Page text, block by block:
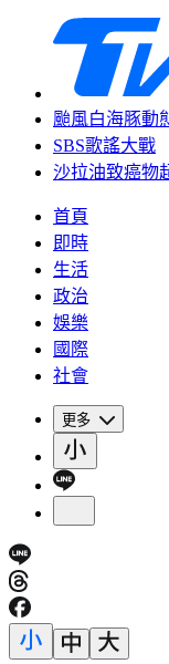
颱風白海豚動
SBS歌謠大戰
沙拉油致癌物
首頁
即時
生活
政治
娛樂
國際
社會
更多